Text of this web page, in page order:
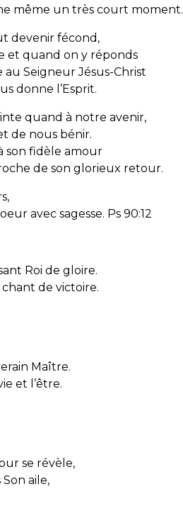
même un très court moment.
devenir fécond,
et quand on y réponds
Seigneur Jésus-Christ
donne l’Esprit.
quand à notre avenir,
de nous bénir.
son fidèle amour
de son glorieux retour.
avec sagesse. Ps 90:12
Roi de gloire.
de victoire.
Maître.
et l’être.
se révèle,
Son aile,